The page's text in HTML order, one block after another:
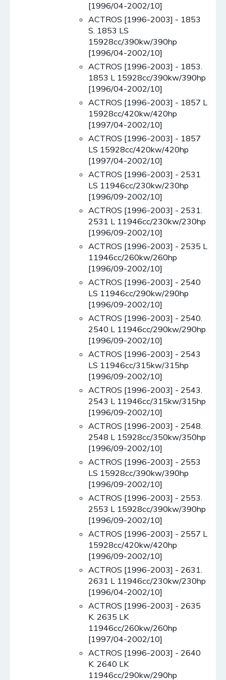
[1996/04-2002/10]
ACTROS [1996-2003] - 1853
S. 1853 LS
15928cc/390kw/390hp
[1996/04-2002/10]
ACTROS [1996-2003] - 1853.
1853 L 15928cc/390kw/390hp
[1996/04-2002/10]
ACTROS [1996-2003] - 1857 L
15928cc/420kw/420hp
[1997/04-2002/10]
ACTROS [1996-2003] - 1857
LS 15928cc/420kw/420hp
[1997/04-2002/10]
ACTROS [1996-2003] - 2531
LS 11946cc/230kw/230hp
[1996/09-2002/10]
ACTROS [1996-2003] - 2531.
2531 L 11946cc/230kw/230hp
[1996/09-2002/10]
ACTROS [1996-2003] - 2535 L
11946cc/260kw/260hp
[1996/09-2002/10]
ACTROS [1996-2003] - 2540
LS 11946cc/290kw/290hp
[1996/09-2002/10]
ACTROS [1996-2003] - 2540.
2540 L 11946cc/290kw/290hp
[1996/09-2002/10]
ACTROS [1996-2003] - 2543
LS 11946cc/315kw/315hp
[1996/09-2002/10]
ACTROS [1996-2003] - 2543.
2543 L 11946cc/315kw/315hp
[1996/09-2002/10]
ACTROS [1996-2003] - 2548.
2548 L 15928cc/350kw/350hp
[1996/09-2002/10]
ACTROS [1996-2003] - 2553
LS 15928cc/390kw/390hp
[1996/09-2002/10]
ACTROS [1996-2003] - 2553.
2553 L 15928cc/390kw/390hp
[1996/09-2002/10]
ACTROS [1996-2003] - 2557 L
15928cc/420kw/420hp
[1996/09-2002/10]
ACTROS [1996-2003] - 2631.
2631 L 11946cc/230kw/230hp
[1996/04-2002/10]
ACTROS [1996-2003] - 2635
K. 2635 LK
11946cc/260kw/260hp
[1997/04-2002/10]
ACTROS [1996-2003] - 2640
K. 2640 LK
11946cc/290kw/290hp